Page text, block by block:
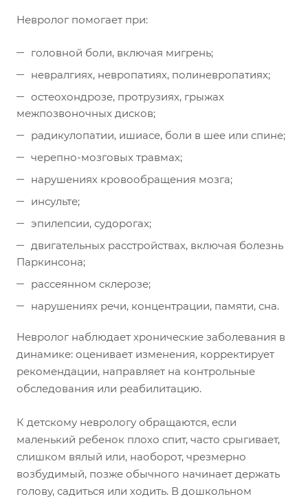
Невролог помогает при:
головной боли, включая мигрень;
невралгиях, невропатиях, полиневропатиях;
остеохондрозе, протрузиях, грыжах
межпозвоночных дисков;
радикулопатии, ишиасе, боли в шее или спине;
черепно-мозговых травмах;
нарушениях кровообращения мозга;
инсульте;
эпилепсии, судорогах;
двигательных расстройствах, включая болезнь
Паркинсона;
рассеянном склерозе;
нарушениях речи, концентрации, памяти, сна.
Невролог наблюдает хронические заболевания в
динамике: оценивает изменения, корректирует
рекомендации, направляет на контрольные
обследования или реабилитацию.
К детскому неврологу обращаются, если
маленький ребенок плохо спит, часто срыгивает,
слишком вялый или, наоборот, чрезмерно
возбудимый, позже обычного начинает держать
голову, садиться или ходить. В дошкольном